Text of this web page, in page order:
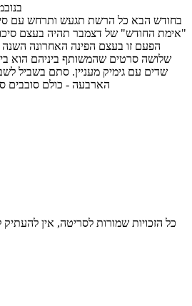
25
בחודש הבא כל הרשת תגעש ותרחש עם
"אימת החודש" של דצמבר תהיה בעצם
הפעם זו בעצם הפינה האחרונה
שלושה סרטים שהמשותף ביניהם הוא
שדים עם גימיק מעניין. סתם בשביל
הארבעה - כולם סובבים
© כל הזכויות שמורות לסריטה, אין